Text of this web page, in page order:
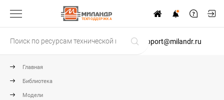
ТЕХПОДДЕРЖКА
support@milandr.ru
Главная
Библиотека
Модели